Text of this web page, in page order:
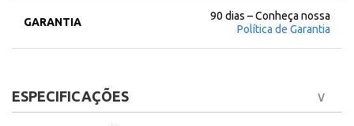
GARANTIA
90 dias – Conheça nossa
Política de Garantia
ESPECIFICAÇÕES